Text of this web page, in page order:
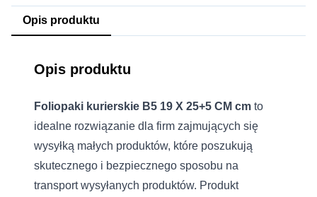
Opis produktu
Opis produktu
Foliopaki kurierskie B5 19 X 25+5 CM cm to
idealne rozwiązanie dla firm zajmujących się
wysyłką małych produktów, które poszukują
skutecznego i bezpiecznego sposobu na
transport wysyłanych produktów. Produkt